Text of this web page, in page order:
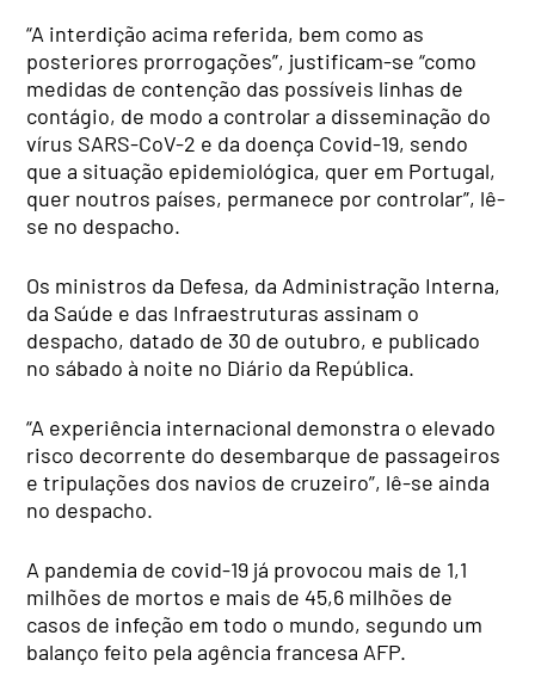
“A interdição acima referida, bem como as
posteriores prorrogações”, justificam-se “como
medidas de contenção das possíveis linhas de
contágio, de modo a controlar a disseminação do
vírus SARS-CoV-2 e da doença Covid-19, sendo
que a situação epidemiológica, quer em Portugal,
quer noutros países, permanece por controlar”, lê-
se no despacho.
Os ministros da Defesa, da Administração Interna,
da Saúde e das Infraestruturas assinam o
despacho, datado de 30 de outubro, e publicado
no sábado à noite no Diário da República.
“A experiência internacional demonstra o elevado
risco decorrente do desembarque de passageiros
e tripulações dos navios de cruzeiro”, lê-se ainda
no despacho.
A pandemia de covid-19 já provocou mais de 1,1
milhões de mortos e mais de 45,6 milhões de
casos de infeção em todo o mundo, segundo um
balanço feito pela agência francesa AFP.